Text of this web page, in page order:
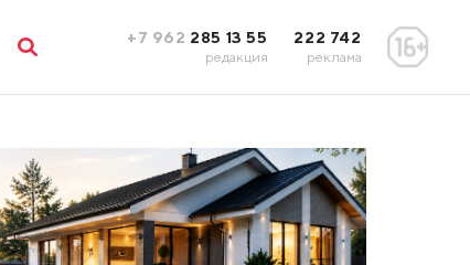
+7 962 285 13 55
редакция
222 742
реклама